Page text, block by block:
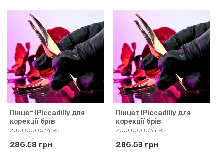
Пінцет IPiccadilly для
корекції брів
2000000034195
286.58 грн
Пінцет IPiccadilly для
корекції брів
2000000034195
286.58 грн